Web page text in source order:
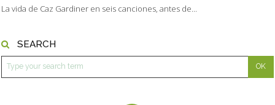
La vida de Caz Gardiner en seis canciones, antes de...
SEARCH